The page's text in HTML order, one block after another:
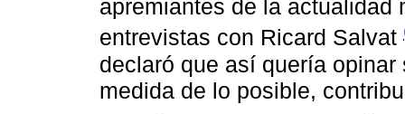
apremiantes de la actualidad
entrevistas con Ricard Salvat
declaró que así quería
medida de lo posible,